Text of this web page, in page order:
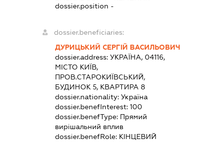
dossier.position -
dossier.beneficiaries:
ДУРИЦЬКИЙ СЕРГІЙ ВАСИЛЬОВИЧ
dossier.address:УКРАЇНА, 04116,
МІСТО КИЇВ,
ПРОВ.СТАРОКИЇВСЬКИЙ,
БУДИНОК 5, КВАРТИРА 8
dossier.nationality:Україна
dossier.benefInterest:100
dossier.benefType: Прямий
вирішальний вплив
dossier.benefRole: КІНЦЕВИЙ